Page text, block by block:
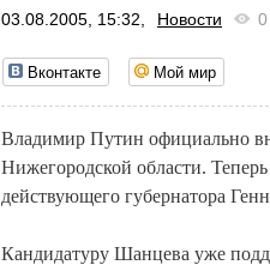
03.08.2005, 15:32, Новости 0
Вконтакте Мой мир
Владимир Путин официально
Нижегородской области.
действующего губернатора
Кандидатуру Шанцева уже